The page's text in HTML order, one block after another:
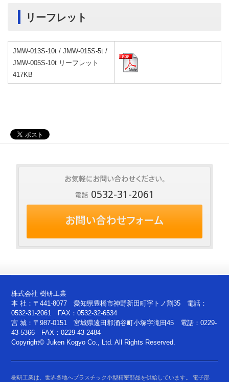
リーフレット
JMW-013S-10t / JMW-015S-5t /
JMW-005S-10t リーフレット
417KB
0532-31-2061
株式会社 樹研工業
本 社：〒441-8077 愛知県豊橋市神野新田町字トノ割35 電話：
0532-31-2061 FAX：0532-32-6534
宮 城：〒987-0151 宮城県遠田郡涌谷町小塚字滝田45 電話：0229-
43-5366 FAX：0229-43-2484
Copyright© Juken Kogyo Co., Ltd. All Rights Reserved.
樹研工業は、世界各地へプラスチック小型精密部品を供給しています。 電子部